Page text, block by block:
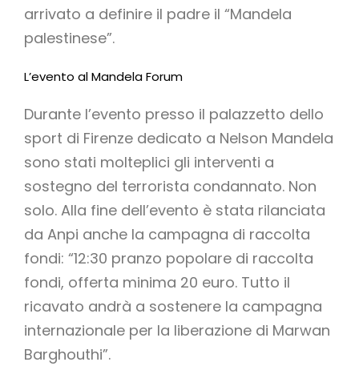
arrivato a definire il padre il “Mandela
palestinese”.
L’evento al Mandela Forum
Durante l’evento presso il palazzetto dello
sport di Firenze dedicato a Nelson Mandela
sono stati molteplici gli interventi a
sostegno del terrorista condannato. Non
solo. Alla fine dell’evento è stata rilanciata
da Anpi anche la campagna di raccolta
fondi: “12:30 pranzo popolare di raccolta
fondi, offerta minima 20 euro. Tutto il
ricavato andrà a sostenere la campagna
internazionale per la liberazione di Marwan
Barghouthi”.